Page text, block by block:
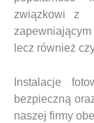
związkowi z
lecz również
Instalacje
bezpieczną
naszej firmy